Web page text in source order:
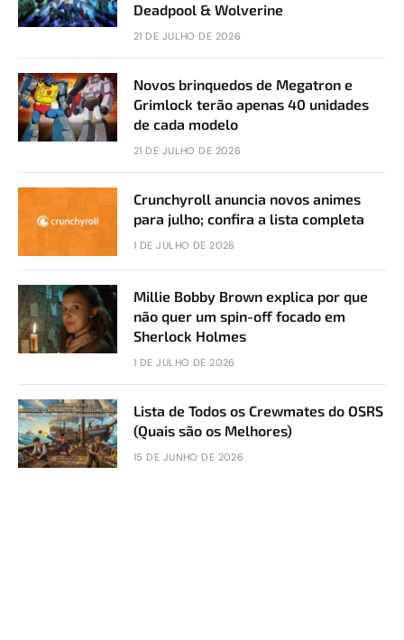
Deadpool & Wolverine
21 DE JULHO DE 2026
Novos brinquedos de Megatron e
Grimlock terão apenas 40 unidades
de cada modelo
21 DE JULHO DE 2026
Crunchyroll anuncia novos animes
para julho; confira a lista completa
1 DE JULHO DE 2026
Millie Bobby Brown explica por que
não quer um spin-off focado em
Sherlock Holmes
1 DE JULHO DE 2026
Lista de Todos os Crewmates do OSRS
(Quais são os Melhores)
15 DE JUNHO DE 2026